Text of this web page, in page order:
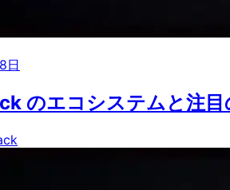
日
のエコシステムと注